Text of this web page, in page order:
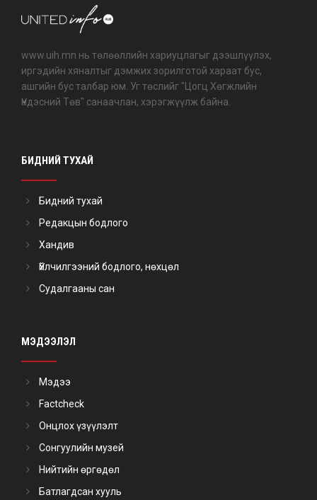
www.uih.mn нь төлөөллийн хариуцлагыг дээшлүүлэх,
иргэдийн хяналтыг дэмжих зорилготой хараат бус,
ашгийн бус талбар юм. Уг төслийг "Цогц Хөгжлийн
Үндэсний Төв" санаачлан, хэрэгжүүлж байна.
БИДНИЙ ТУХАЙ
Бидний тухай
Редакцын бодлого
Хандив
Үйлчилгээний бодлого, нөхцөл
Судалгааны сан
МЭДЭЭЛЭЛ
Мэдээ
Factcheck
Онцлох үзүүлэлт
Сонгуулийн музей
Нийтийн өргөдөл
Батлагдсан хууль